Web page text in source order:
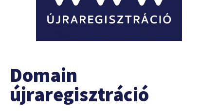
Domain
újraregisztráció